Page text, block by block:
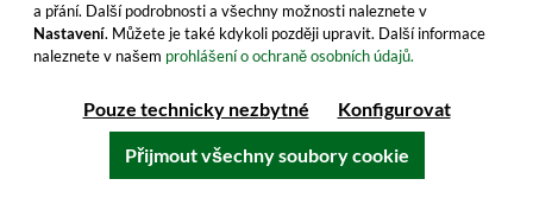
Glenmorangie Extrémně vzácný. Pokročilí
milovníci Glenmorangie by měli sáhnout po
a přání. Další podrobnosti a všechny možnosti naleznete v
Nastavení. Můžete je také kdykoli později upravit. Další informace
naleznete v našem prohlášení o ochraně osobních údajů.
Pouze technicky nezbytné Konfigurovat
Přijmout všechny soubory cookie